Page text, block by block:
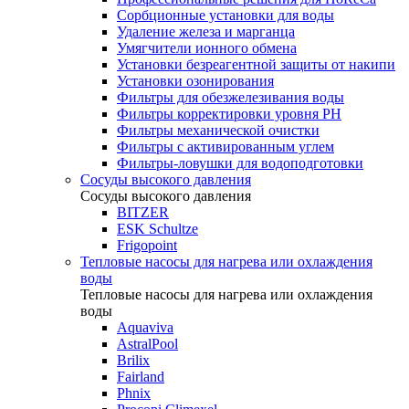
Сорбционные установки для воды
Удаление железа и марганца
Умягчители ионного обмена
Установки безреагентной защиты от накипи
Установки озонирования
Фильтры для обезжелезивания воды
Фильтры корректировки уровня PH
Фильтры механической очистки
Фильтры с активированным углем
Фильтры-ловушки для водоподготовки
Сосуды высокого давления
Сосуды высокого давления
BITZER
ESK Schultze
Frigopoint
Тепловые насосы для нагрева или охлаждения
воды
Тепловые насосы для нагрева или охлаждения
воды
Aquaviva
AstralPool
Brilix
Fairland
Phnix